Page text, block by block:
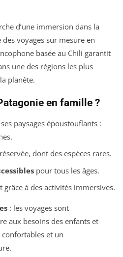
d’une immersion dans la
voyages sur mesure en
basée au Chili garantit
une des régions les plus
planète.
en famille ?
paysages époustouflants :
dont des espèces rares.
pour tous les âges.
grâce à des activités immersives.
: les voyages sont
aux besoins des enfants et
et un